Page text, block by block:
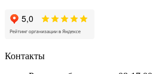
Контакты